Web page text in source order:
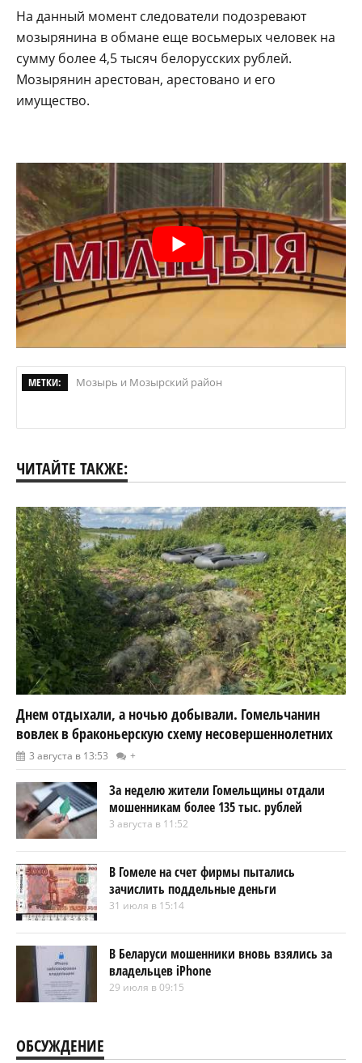
На данный момент следователи подозревают
мозырянина в обмане еще восьмерых человек на
сумму более 4,5 тысяч белорусских рублей.
Мозырянин арестован, арестовано и его
имущество.
МЕТКИ: Мозырь и Мозырский район
ЧИТАЙТЕ ТАКЖЕ:
Днем отдыхали, а ночью добывали. Гомельчанин
вовлек в браконьерскую схему несовершеннолетних
3 августа в 13:53 +
За неделю жители Гомельщины отдали
мошенникам более 135 тыс. рублей
3 августа в 11:52
В Гомеле на счет фирмы пытались
зачислить поддельные деньги
31 июля в 15:14
В Беларуси мошенники вновь взялись за
владельцев iPhone
29 июля в 09:15
ОБСУЖДЕНИЕ